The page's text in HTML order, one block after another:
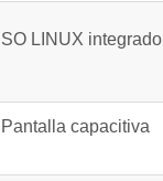
SO LINUX integrado
Pantalla capacitiva